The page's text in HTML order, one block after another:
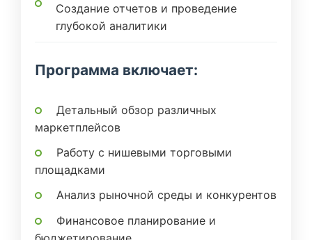
Создание отчетов и проведение
глубокой аналитики
Программа включает:
Детальный обзор различных
маркетплейсов
Работу с нишевыми торговыми
площадками
Анализ рыночной среды и конкурентов
Финансовое планирование и